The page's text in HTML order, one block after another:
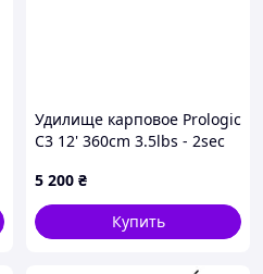
Удилище карповое Prologic
C3 12' 360cm 3.5lbs - 2sec
5 200 ₴
Купить